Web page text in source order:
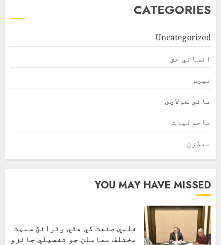
CATEGORIES
Uncategorized
انساني حق
فیچر
مائي ڪولاچي
ماحولیات
ميگزن
YOU MAY HAVE MISSED
فلمي صنعت کي ھٿي وٺرائڻ سميت
مختلف معاملن جو تفصيلي جائزو